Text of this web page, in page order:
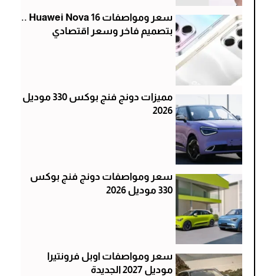
سعر ومواصفات Huawei Nova 16 ..
بتصميم فاخر وسعر اقتصادي
مميزات دونج فنج بوكس 330 موديل
2026
سعر ومواصفات دونج فنج بوكس
330 موديل 2026
سعر ومواصفات اوبل فرونتيرا
موديل 2027 الجديدة